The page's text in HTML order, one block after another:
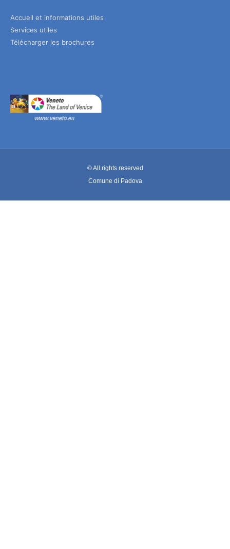
Accueil et informations utiles
Services utiles
Télécharger les brochures
© All rights reserved
Comune di Padova